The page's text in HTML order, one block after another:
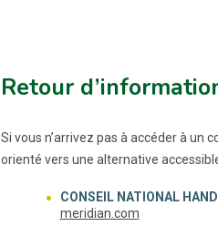
Retour
Si vous n’arrivez pas à accéder à un
orienté vers une alternative
CONSEIL NATIONAL
meridian.com